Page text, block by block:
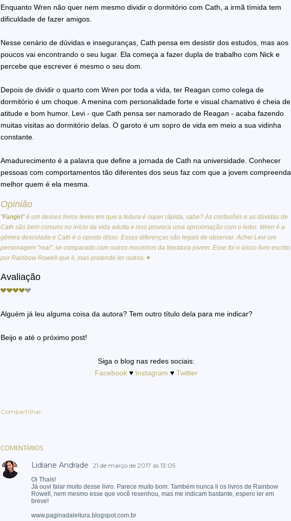
Enquanto Wren não quer nem mesmo dividir o dormitório com Cath, a irmã tímida tem
dificuldade de fazer amigos.
Nesse cenário de dúvidas e inseguranças, Cath pensa em desistir dos estudos, mas aos
poucos vai encontrando o seu lugar. Ela começa a fazer dupla de trabalho com Nick e
percebe que escrever é mesmo o seu dom.
Depois de dividir o quarto com Wren por toda a vida, ter Reagan como colega de
dormitório é um choque. A menina com personalidade forte e visual chamativo é cheia de
atitude e bom humor. Levi - que Cath pensa ser namorado de Reagan - acaba fazendo
muitas visitas ao dormitório delas. O garoto é um sopro de vida em meio a sua vidinha
constante.
Amadurecimento é a palavra que define a jornada de Cath na universidade. Conhecer
pessoas com comportamentos tão diferentes dos seus faz com que a jovem compreenda
melhor quem é ela mesma.
Opinião
"Fangirl" é um desses livros leves em que a leitura é super rápida, sabe? As confusões e as dúvidas de
Cath são bem comuns no início da vida adulta e isso provoca uma aproximação com o leitor. Wren é a
gêmea descolada e Cath é o oposto disso. Essas diferenças são legais de observar. Achei Levi um
personagem "real", se comparado com outros mocinhos da literatura jovem. Esse foi o único livro escrito
por Rainbow Rowell que li, mas pretendo ler outros. ♥
Avaliação
Alguém já leu alguma coisa da autora? Tem outro título dela para me indicar?
Beijo e até o próximo post!
Siga o blog nas redes sociais:
Facebook♥ Instagram ♥ Twitter
Compartilhar
COMENTÁRIOS
Lidiane Andrade 21 de março de 2017 às 13:05
Oi Thaís!
Já ouvi falar muito desse livro. Parece muito bom. Também nunca li os livros de Rainbow
Rowell, nem mesmo esse que você resenhou, mas me indicam bastante, espero ler em
breve!
www.paginadaleitura.blogspot.com.br